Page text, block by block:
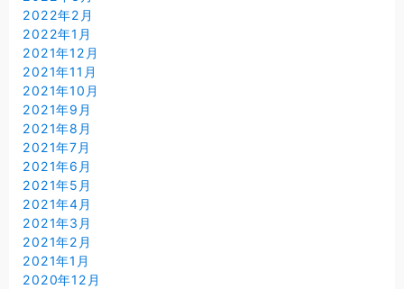
2022年2月
2022年1月
2021年12月
2021年11月
2021年10月
2021年9月
2021年8月
2021年7月
2021年6月
2021年5月
2021年4月
2021年3月
2021年2月
2021年1月
2020年12月